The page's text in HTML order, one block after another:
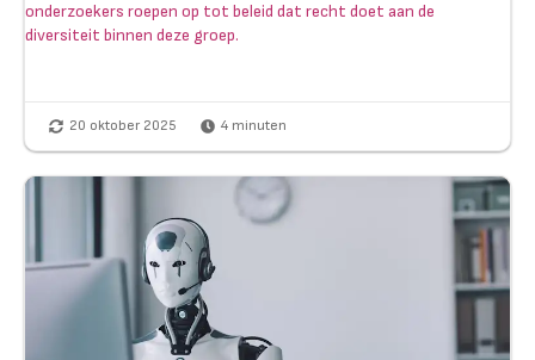
onderzoekers roepen op tot beleid dat recht doet aan de
diversiteit binnen deze groep.
20 oktober 2025 4 minuten